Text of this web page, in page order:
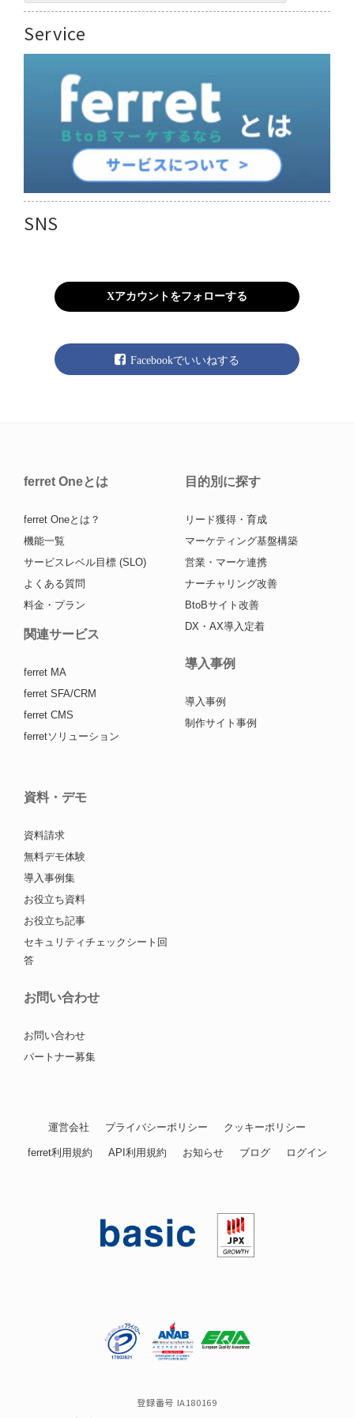
Service
SNS
Xアカウントをフォローする
Facebookでいいねする
ferret Oneとは
ferret Oneとは？
機能一覧
サービスレベル目標 (SLO)
よくある質問
料金・プラン
関連サービス
ferret MA
ferret SFA/CRM
ferret CMS
ferretソリューション
目的別に探す
リード獲得・育成
マーケティング基盤構築
営業・マーケ連携
ナーチャリング改善
BtoBサイト改善
DX・AX導入定着
導入事例
導入事例
制作サイト事例
資料・デモ
資料請求
無料デモ体験
導入事例集
お役立ち資料
お役立ち記事
セキュリティチェックシート回
答
お問い合わせ
お問い合わせ
パートナー募集
運営会社 プライバシーポリシー クッキーポリシー
ferret利用規約 API利用規約 お知らせ ブログ ログイン
登録番号 IA180169